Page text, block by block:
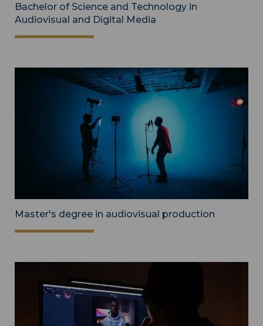
Bachelor of Science and Technology in
Audiovisual and Digital Media
Master's degree in audiovisual production